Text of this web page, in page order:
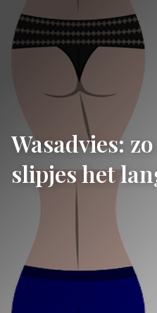
Wasadvies:
slipjes het